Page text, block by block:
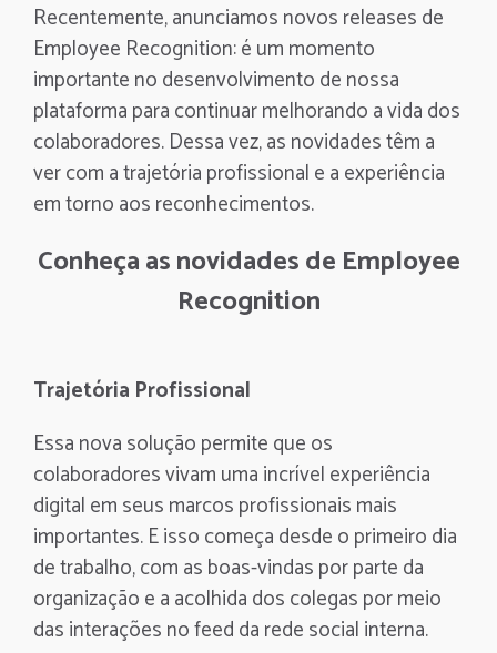
Recentemente, anunciamos novos releases de
Employee Recognition: é um momento
importante no desenvolvimento de nossa
plataforma para continuar melhorando a vida dos
colaboradores. Dessa vez, as novidades têm a
ver com a trajetória profissional e a experiência
em torno aos reconhecimentos.
Conheça as novidades de Employee
Recognition
Trajetória Profissional
Essa nova solução permite que os
colaboradores vivam uma incrível experiência
digital em seus marcos profissionais mais
importantes. E isso começa desde o primeiro dia
de trabalho, com as boas-vindas por parte da
organização e a acolhida dos colegas por meio
das interações no feed da rede social interna.